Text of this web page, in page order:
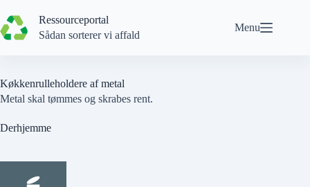
til
indhold
Ressourceportal
Sådan sorterer vi affald
Menu
Køkkenrulleholdere af metal
Metal skal tømmes og skrabes rent.
Derhjemme